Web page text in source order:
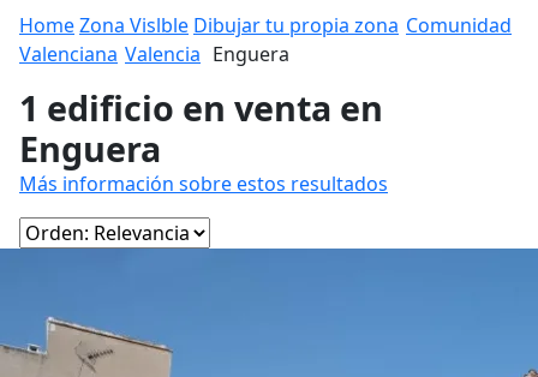
HomeZona Vislble Dibujar tu propia zona Comunidad
Valenciana Valencia Enguera
1 edificio en venta en
Enguera
Más información sobre estos resultados